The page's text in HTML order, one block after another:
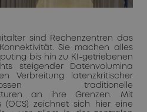
sind Rechenzentren das
Sie machen alles
bis hin zu KI-getriebenen
steigender Datenvolumina
Verbreitung latenzkritischer
traditionelle
an ihre Grenzen. Mit
(OCS) zeichnet sich hier eine